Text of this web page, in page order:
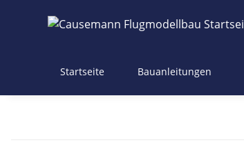
Startseite Bauanleitungen